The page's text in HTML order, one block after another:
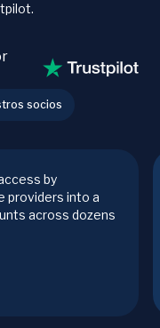
socios
by
providers into a
across dozens